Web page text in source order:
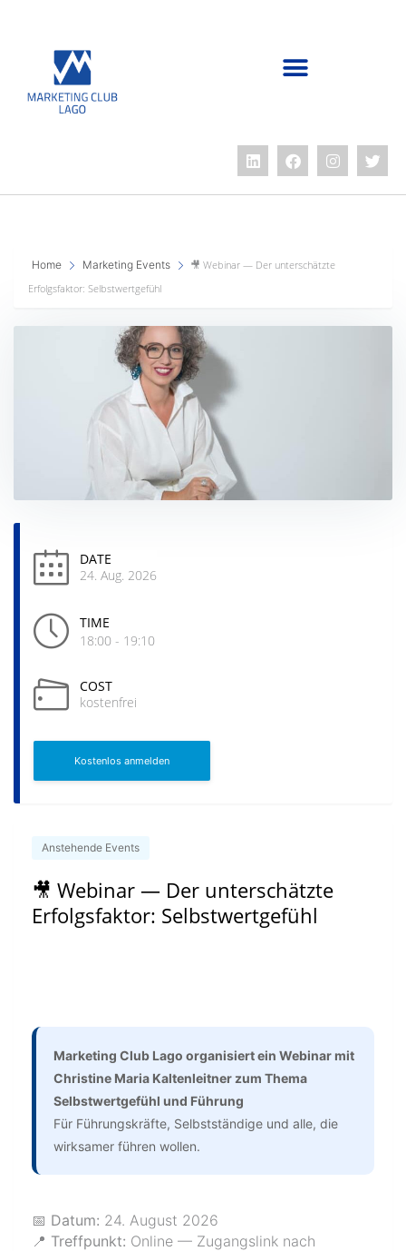
Home Marketing Events
🎥 Webinar — Der unterschätzte
Erfolgsfaktor: Selbstwertgefühl
DATE
24. Aug. 2026
TIME
18:00 - 19:10
COST
kostenfrei
Kostenlos anmelden
Anstehende Events
🎥 Webinar — Der unterschätzte
Erfolgsfaktor: Selbstwertgefühl
Marketing Club Lago organisiert ein Webinar mit
Christine Maria Kaltenleitner zum Thema
Selbstwertgefühl und Führung
Für Führungskräfte, Selbstständige und alle, die
wirksamer führen wollen.
📅 Datum: 24. August 2026
📍 Treffpunkt: Online — Zugangslink nach